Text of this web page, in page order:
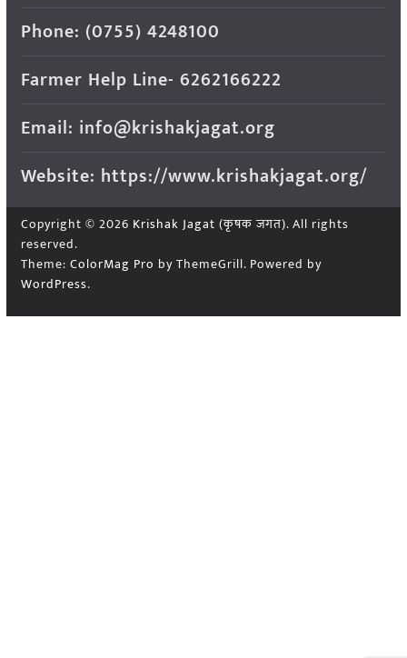
Phone: (0755) 4248100
Farmer Help Line- 6262166222
Email: info@krishakjagat.org
Website: https://www.krishakjagat.org/
Copyright © 2026 Krishak Jagat (कृषक जगत). All rights
reserved.
Theme: ColorMag Pro by ThemeGrill. Powered by
WordPress.